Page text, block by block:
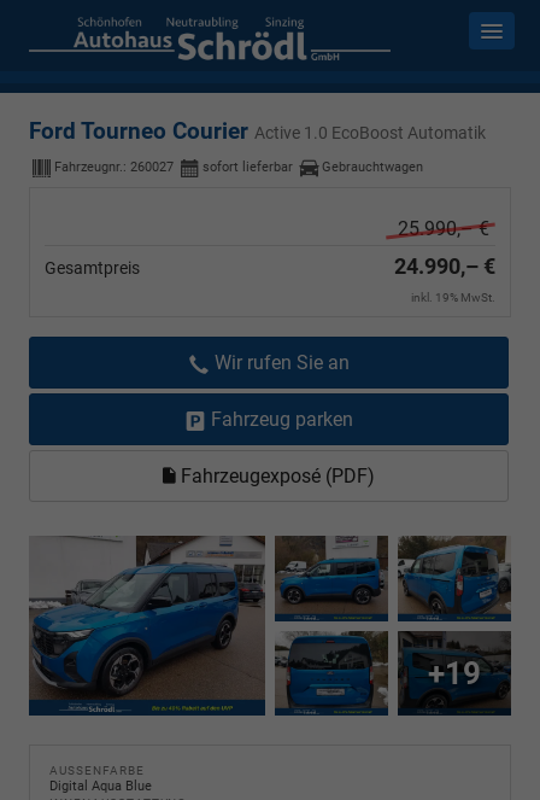
Ford Tourneo Courier Active 1.0 EcoBoost Automatik
Fahrzeugnr.: 260027 sofort lieferbar Gebrauchtwagen
25.990,– €
Gesamtpreis 24.990,– €
inkl. 19% MwSt.
Wir rufen Sie an
Fahrzeug parken
Fahrzeugexposé (PDF)
+19
AUSSENFARBE
Digital Aqua Blue